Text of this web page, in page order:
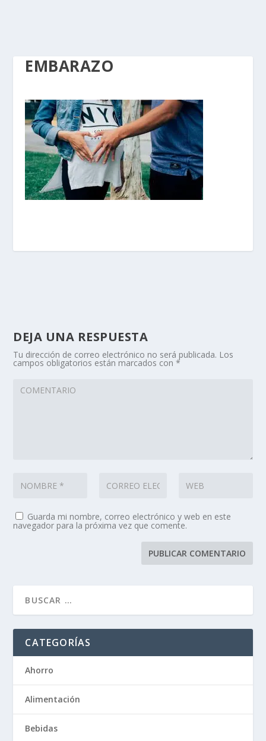
EMBARAZO
DEJA UNA RESPUESTA
Tu dirección de correo electrónico no será publicada. Los
campos obligatorios están marcados con*
Guarda mi nombre, correo electrónico y web en este
navegador para la próxima vez que comente.
CATEGORÍAS
Ahorro
Alimentación
Bebidas